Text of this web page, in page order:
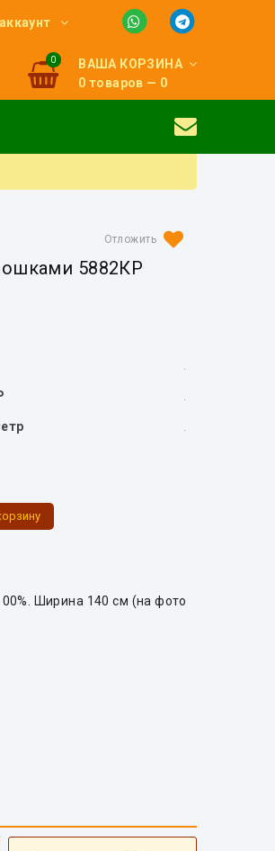
0
ВАША КОРЗИНА
0 товаров — 0
5882КР
Ширина 140 см (на фото